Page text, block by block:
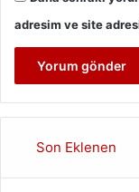
adresim ve site
Son Eklenen